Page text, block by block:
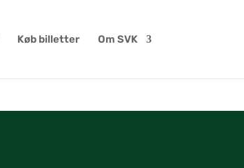
Køb billetter Om SVK